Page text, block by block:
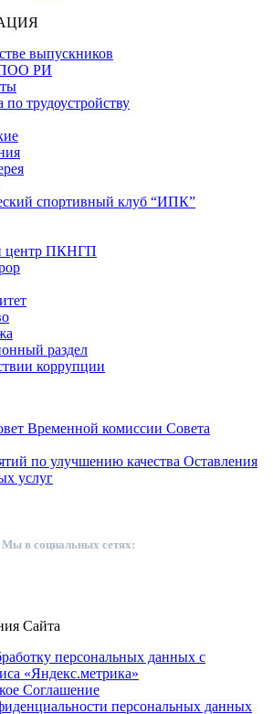
выпускников
РИ
по трудоустройству
спортивный клуб “ИПК”
центр ПКНГП
раздел
коррупции
Временной комиссии Совета
по улучшению качества Оставления
услуг
Мы в социальных сетях:
Сайта
персональных данных с
«Яндекс.метрика»
Соглашение
персональных данных